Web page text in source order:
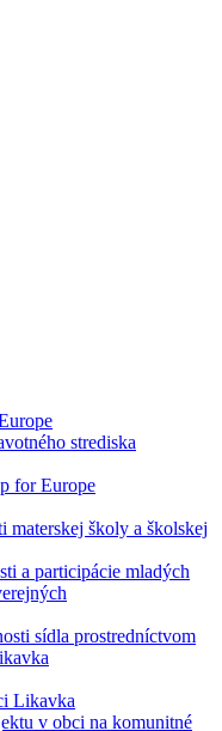
strediska
for Europe
materskej školy a školskej
a participácie mladých
sídla prostredníctvom
Likavka
v obci na komunitné